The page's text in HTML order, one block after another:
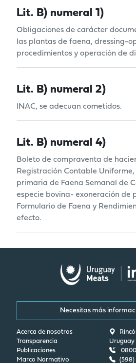
Lit. B) numeral 1)
Obligaciones de carácter
las plantas de faena, dressing-
procedimientos y operación de
Lit. B) numeral 2)
INAC, se adecuan cometidos.
Lit. B) numeral 4)
Boleto de compraventa de
Registración Contable
primaria de Faena Semanal de
especie bovina- exoneración de
Formulario de Faena y
efecto.
Necesitas más
Acerca de nosotros
Transparencia
Publicaciones
Marco Normativo
Uruguay
(598)